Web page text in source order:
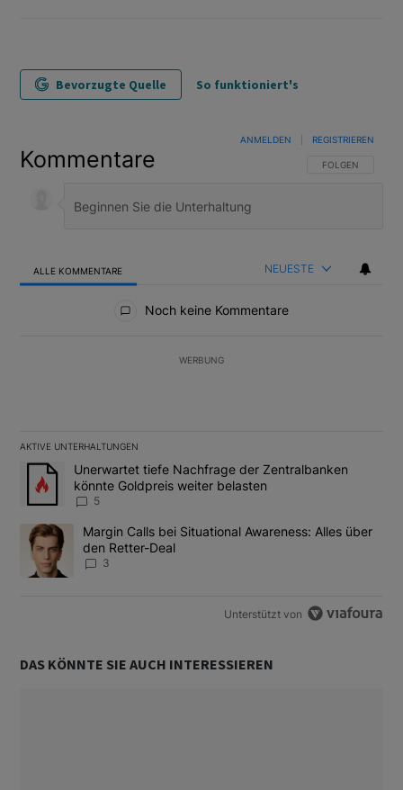
Bevorzugte Quelle So funktioniert's
Kommentare FOLGE DIESER
FOLGEN
ANMELDEN REGISTRIEREN
ALLE KOMMENTARE NEUESTE
Noch keine Kommentare
WERBUNG
AKTIVE UNTERHALTUNGEN
Das Folgende ist eine Liste der am meisten kommentierten
Ein Trendartikel mit dem Titel "Unerwartet tiefe Nachfrage der
Unerwartet tiefe Nachfrage der Zentralbanken
könnte Goldpreis weiter belasten
5
Ein Trendartikel mit dem Titel "Margin Calls bei Situational
Margin Calls bei Situational Awareness: Alles über
den Retter-Deal
3
Unterstützt von
DAS KÖNNTE SIE AUCH INTERESSIEREN